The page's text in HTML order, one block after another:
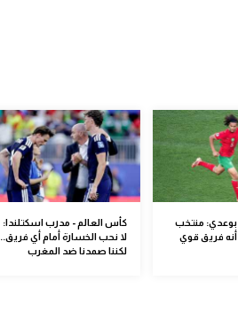
بوعدي: منتخب
أنه فريق قوي
كأس العالم - مدرب اسكتلندا:
لا نحب الخسارة أمام أي فريق..
لكننا صمدنا ضد المغرب